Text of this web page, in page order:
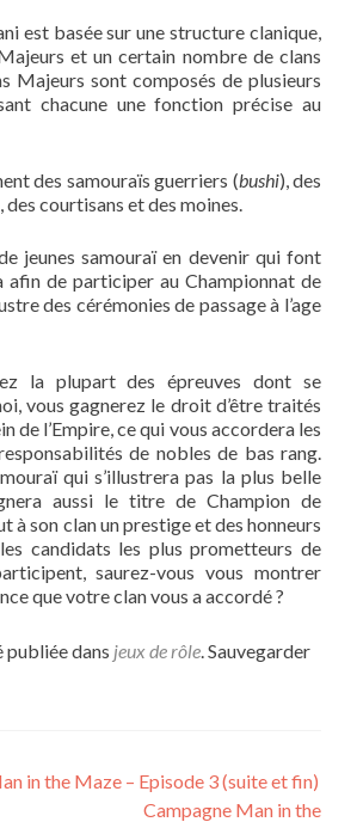
est basée sur une structure clanique,
et un certain nombre de clans
Majeurs sont composés de plusieurs
chacune une fonction précise au
des samouraïs guerriers (bushi), des
des courtisans et des moines.
jeunes samouraï en devenir qui font
afin de participer au Championnat de
des cérémonies de passage à l’age
la plupart des épreuves dont se
vous gagnerez le droit d’être traités
de l’Empire, ce qui vous accordera les
de nobles de bas rang.
qui s’illustrera pas la plus belle
aussi le titre de Champion de
à son clan un prestige et des honneurs
les candidats les plus prometteurs de
saurez-vous vous montrer
que votre clan vous a accordé ?
publiée dans jeux de rôle . Sauvegarder
in the Maze – Episode 3 (suite et fin)
Campagne Man in the